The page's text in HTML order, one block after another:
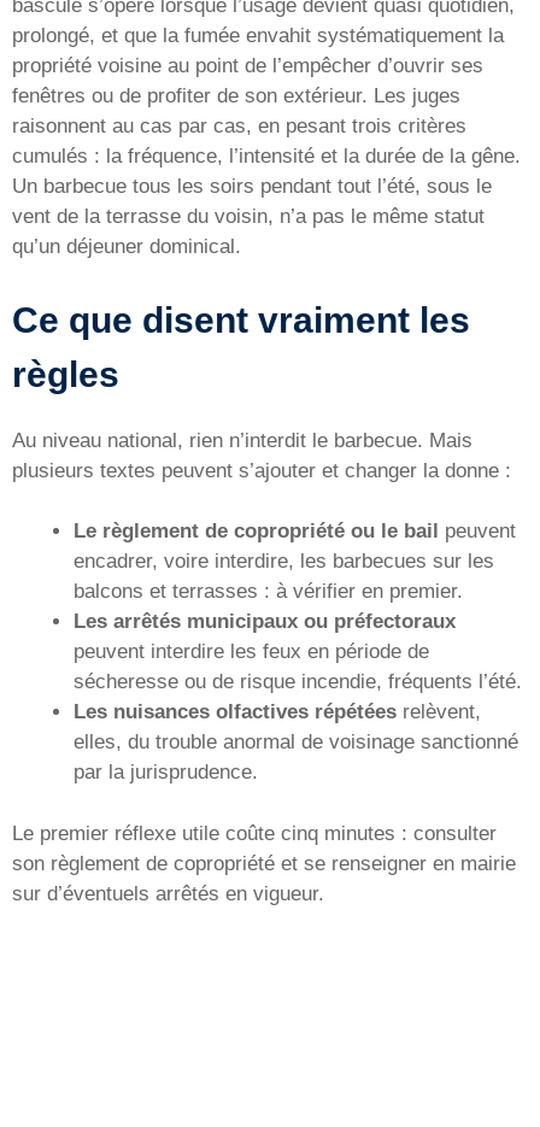
bascule s’opère lorsque l’usage devient quasi quotidien,
prolongé, et que la fumée envahit systématiquement la
propriété voisine au point de l’empêcher d’ouvrir ses
fenêtres ou de profiter de son extérieur. Les juges
raisonnent au cas par cas, en pesant trois critères
cumulés : la fréquence, l’intensité et la durée de la gêne.
Un barbecue tous les soirs pendant tout l’été, sous le
vent de la terrasse du voisin, n’a pas le même statut
qu’un déjeuner dominical.
Ce que disent vraiment les
règles
Au niveau national, rien n’interdit le barbecue. Mais
plusieurs textes peuvent s’ajouter et changer la donne :
Le règlement de copropriété ou le bail
peuvent
encadrer, voire interdire, les barbecues sur les
balcons et terrasses : à vérifier en premier.
Les arrêtés municipaux ou préfectoraux
peuvent interdire les feux en période de
sécheresse ou de risque incendie, fréquents l’été.
Les nuisances olfactives répétées relèvent,
elles, du trouble anormal de voisinage sanctionné
par la jurisprudence.
Le premier réflexe utile coûte cinq minutes : consulter
son règlement de copropriété et se renseigner en mairie
sur d’éventuels arrêtés en vigueur.